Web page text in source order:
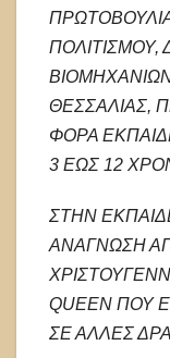
ΠΟΛΙΤΙΣΜΟΥ,
ΘΕΣΣΑΛΙΑΣ,
ΦΟΡΑ
3 ΕΩΣ 12
ΣΤΗΝ
ΑΝΑΓΝΩΣΗ
QUEEN ΠΟΥ
ΣΕ ΑΛΛΕΣ